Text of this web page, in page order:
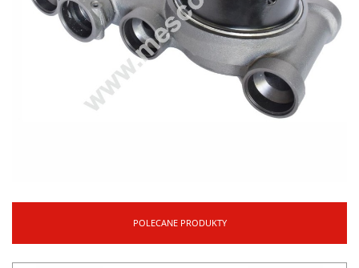
POLECANE PRODUKTY